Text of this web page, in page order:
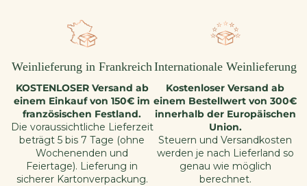
Weinlieferung in Frankreich
KOSTENLOSER Versand ab
einem Einkauf von 150€ im
französischen Festland.
Die voraussichtliche Lieferzeit
beträgt 5 bis 7 Tage (ohne
Wochenenden und
Feiertage). Lieferung in
sicherer Kartonverpackung.
Internationale Weinlieferung
Kostenloser Versand ab
einem Bestellwert von 300€
innerhalb der Europäischen
Union.
Steuern und Versandkosten
werden je nach Lieferland so
genau wie möglich
berechnet.